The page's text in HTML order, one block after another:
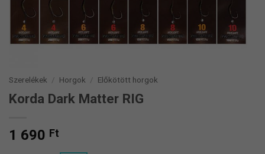
Szerelékek / Horgok / Előkötött horgok
Korda Dark Matter RIG
1 690 Ft